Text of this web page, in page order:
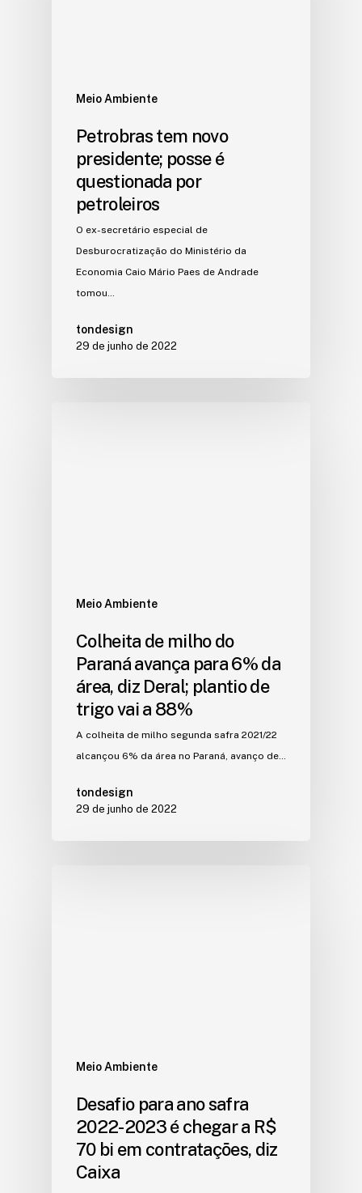
Meio Ambiente
Petrobras tem novo
presidente; posse é
questionada por
petroleiros
O ex-secretário especial de
Desburocratização do Ministério da
Economia Caio Mário Paes de Andrade
tomou…
tondesign
29 de junho de 2022
Meio Ambiente
Colheita de milho do
Paraná avança para 6% da
área, diz Deral; plantio de
trigo vai a 88%
A colheita de milho segunda safra 2021/22
alcançou 6% da área no Paraná, avanço de…
tondesign
29 de junho de 2022
Meio Ambiente
Desafio para ano safra
2022-2023 é chegar a R$
70 bi em contratações, diz
Caixa